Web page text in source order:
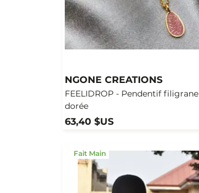
NGONE CREATIONS
FEELIDROP - Pendentif filigrane
dorée
63,40 $US
Fait Main